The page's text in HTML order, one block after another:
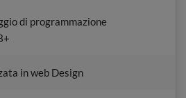
di programmazione
in web Design